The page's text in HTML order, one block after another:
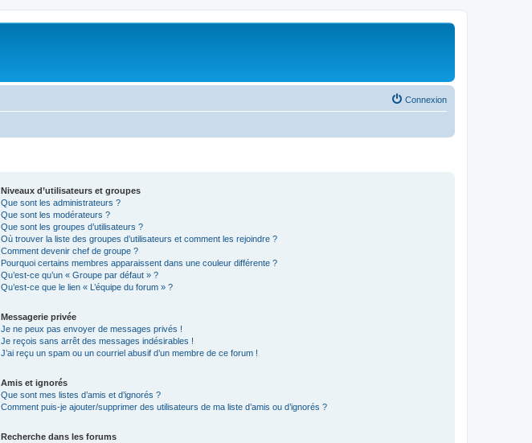
Connexion
Niveaux d’utilisateurs et groupes
Que sont les administrateurs ?
Que sont les modérateurs ?
Que sont les groupes d’utilisateurs ?
Où trouver la liste des groupes d’utilisateurs et comment les rejoindre ?
Comment devenir chef de groupe ?
Pourquoi certains membres apparaissent dans une couleur différente ?
Qu’est-ce qu’un « Groupe par défaut » ?
Qu’est-ce que le lien « L’équipe du forum » ?
Messagerie privée
Je ne peux pas envoyer de messages privés !
Je reçois sans arrêt des messages indésirables !
J’ai reçu un spam ou un courriel abusif d’un membre de ce forum !
Amis et ignorés
Que sont mes listes d’amis et d’ignorés ?
Comment puis-je ajouter/supprimer des utilisateurs de ma liste d’amis ou d’ignorés ?
Recherche dans les forums